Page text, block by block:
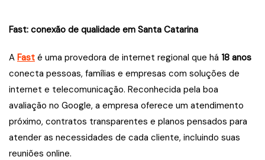
Fast: conexão de qualidade em Santa Catarina
A Fast é uma provedora de internet regional que há 18 anos
conecta pessoas, famílias e empresas com soluções de
internet e telecomunicação. Reconhecida pela boa
avaliação no Google, a empresa oferece um atendimento
próximo, contratos transparentes e planos pensados para
atender as necessidades de cada cliente, incluindo suas
reuniões online.